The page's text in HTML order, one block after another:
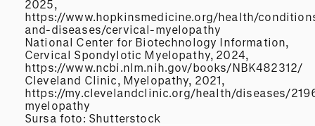
2025,
https://www.hopkinsmedicine.org/health/
and-diseases/cervical-myelopathy
National Center for Biotechnology Information,
Cervical Spondylotic Myelopathy, 2024,
https://www.ncbi.nlm.nih.gov/books/NBK482312/
Cleveland Clinic, Myelopathy, 2021,
https://my.clevelandclinic.org/health/diseases/
myelopathy
Sursa foto: Shutterstock